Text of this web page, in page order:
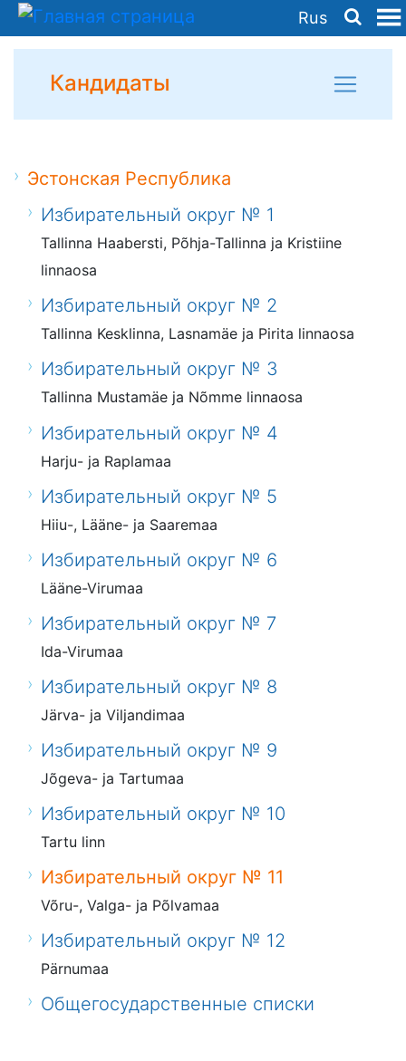
Rus
Кандидаты
Эстонская Республика
Избирательный округ № 1
Tallinna Haabersti, Põhja-Tallinna ja Kristiine
linnaosa
Избирательный округ № 2
Tallinna Kesklinna, Lasnamäe ja Pirita linnaosa
Избирательный округ № 3
Tallinna Mustamäe ja Nõmme linnaosa
Избирательный округ № 4
Harju- ja Raplamaa
Избирательный округ № 5
Hiiu-, Lääne- ja Saaremaa
Избирательный округ № 6
Lääne-Virumaa
Избирательный округ № 7
Ida-Virumaa
Избирательный округ № 8
Järva- ja Viljandimaa
Избирательный округ № 9
Jõgeva- ja Tartumaa
Избирательный округ № 10
Tartu linn
Избирательный округ № 11
Võru-, Valga- ja Põlvamaa
Избирательный округ № 12
Pärnumaa
Общегосударственные списки